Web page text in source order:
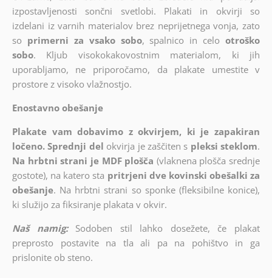
izpostavljenosti sončni svetlobi. Plakati in okvirji so
izdelani iz varnih materialov brez neprijetnega vonja, zato
so primerni za vsako sobo, spalnico in celo otroško
sobo. Kljub visokokakovostnim materialom, ki jih
uporabljamo, ne priporočamo, da plakate umestite v
prostore z visoko vlažnostjo.
Enostavno obešanje
Plakate vam dobavimo z okvirjem, ki je zapakiran
ločeno. Sprednji del okvirja je zaščiten s pleksi steklom.
Na hrbtni strani je MDF plošča (vlaknena plošča srednje
gostote), na katero sta pritrjeni dve kovinski obešalki za
obešanje. Na hrbtni strani so sponke (fleksibilne konice),
ki služijo za fiksiranje plakata v okvir.
Naš namig:
Sodoben stil lahko dosežete, če plakat
preprosto postavite na tla ali pa na pohištvo in ga
prislonite ob steno.